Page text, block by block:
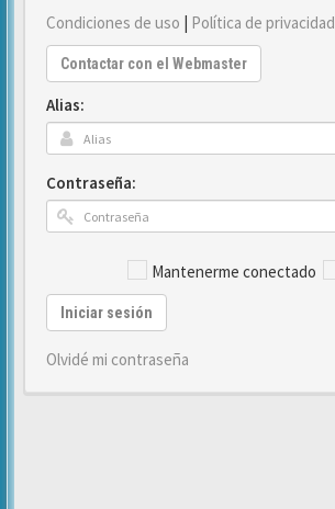
Condiciones de uso | Política de privacidad
Contactar con el Webmaster
Alias:
Contraseña:
Mantenerme conectado
Iniciar sesión
Olvidé mi contraseña